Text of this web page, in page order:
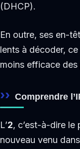
(DHCP).
En outre, ses en-
lents à décoder,
moins efficace des
Comprendre
L’2, c’est-à-dire le
nouveau venu